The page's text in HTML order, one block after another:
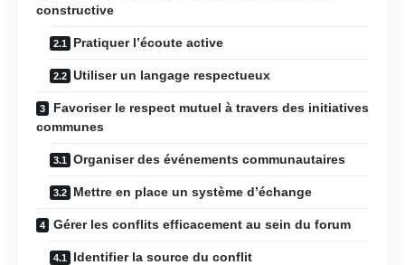
constructive
Pratiquer l’écoute active
Utiliser un langage respectueux
Favoriser le respect mutuel à travers des initiatives
communes
Organiser des événements communautaires
Mettre en place un système d’échange
Gérer les conflits efficacement au sein du forum
Identifier la source du conflit